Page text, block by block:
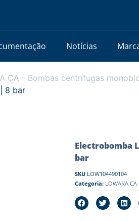
Notícias
CA - Bombas centrífugas
8 bar
Electrobomba
bar
SKU LOW104490104
Categoria: LOWARA